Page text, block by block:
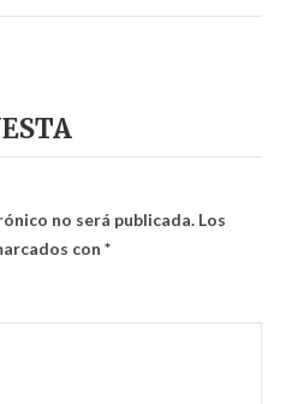
no será publicada. Los
con *